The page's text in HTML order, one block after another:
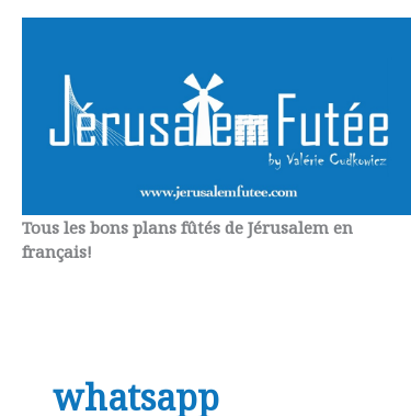
Aller
contenu
Tous les bons plans fûtés de Jérusalem en
français!
whatsapp